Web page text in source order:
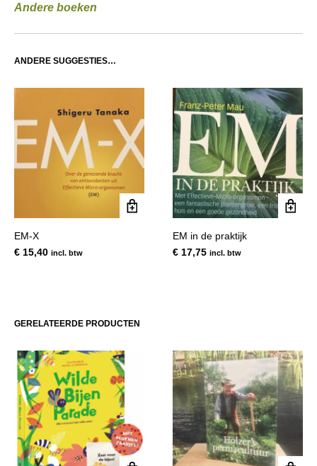
Andere boeken
ANDERE SUGGESTIES…
EM-X
€ 15,40 incl. btw
EM in de praktijk
€ 17,75 incl. btw
GERELATEERDE PRODUCTEN